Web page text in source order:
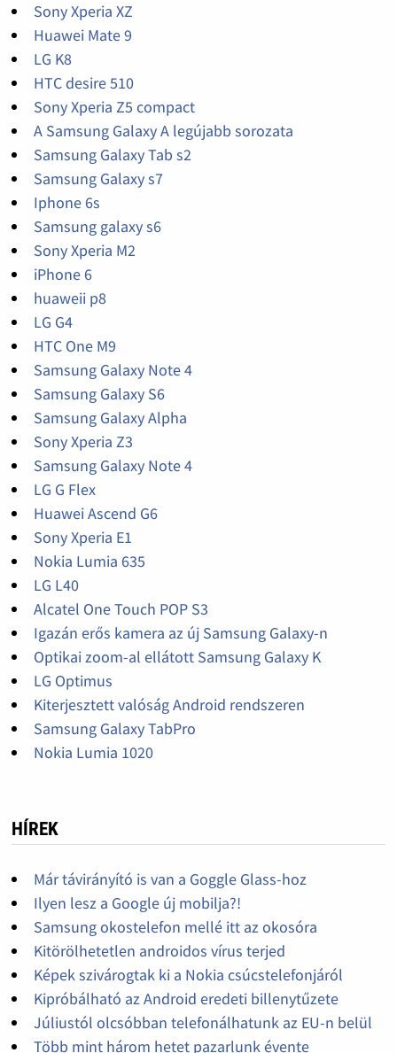
Sony Xperia XZ
Huawei Mate 9
LG K8
HTC desire 510
Sony Xperia Z5 compact
A Samsung Galaxy A legújabb sorozata
Samsung Galaxy Tab s2
Samsung Galaxy s7
Iphone 6s
Samsung galaxy s6
Sony Xperia M2
iPhone 6
huaweii p8
LG G4
HTC One M9
Samsung Galaxy Note 4
Samsung Galaxy S6
Samsung Galaxy Alpha
Sony Xperia Z3
Samsung Galaxy Note 4
LG G Flex
Huawei Ascend G6
Sony Xperia E1
Nokia Lumia 635
LG L40
Alcatel One Touch POP S3
Igazán erős kamera az új Samsung Galaxy-n
Optikai zoom-al ellátott Samsung Galaxy K
LG Optimus
Kiterjesztett valóság Android rendszeren
Samsung Galaxy TabPro
Nokia Lumia 1020
HÍREK
Már távirányító is van a Goggle Glass-hoz
Ilyen lesz a Google új mobilja?!
Samsung okostelefon mellé itt az okosóra
Kitörölhetetlen androidos vírus terjed
Képek szivárogtak ki a Nokia csúcstelefonjáról
Kipróbálható az Android eredeti billenytűzete
Júliustól olcsóbban telefonálhatunk az EU-n belül
Több mint három hetet pazarlunk évente